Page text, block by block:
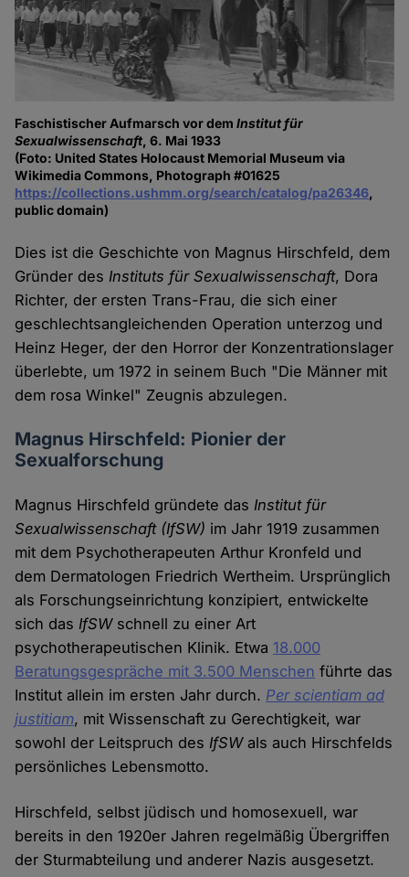
Faschistischer Aufmarsch vor demInstitut für
Sexualwissenschaft, 6. Mai 1933
(Foto: United States Holocaust Memorial Museum via
Wikimedia Commons, Photograph #01625
https://collections.ushmm.org/search/catalog/pa26346,
public domain)
Dies ist die Geschichte von Magnus Hirschfeld, dem
Gründer des Instituts für Sexualwissenschaft, Dora
Richter, der ersten Trans-Frau, die sich einer
geschlechtsangleichenden Operation unterzog und
Heinz Heger, der den Horror der Konzentrationslager
überlebte, um 1972 in seinem Buch "Die Männer mit
dem rosa Winkel" Zeugnis abzulegen.
Magnus Hirschfeld: Pionier der
Sexualforschung
Magnus Hirschfeld gründete das Institut für
Sexualwissenschaft (IfSW) im Jahr 1919 zusammen
mit dem Psychotherapeuten Arthur Kronfeld und
dem Dermatologen Friedrich Wertheim. Ursprünglich
als Forschungseinrichtung konzipiert, entwickelte
sich das IfSWschnell zu einer Art
psychotherapeutischen Klinik. Etwa 18.000
Beratungsgespräche mit 3.500 Menschen führte das
Institut allein im ersten Jahr durch. Per scientiam ad
justitiam, mit Wissenschaft zu Gerechtigkeit, war
sowohl der Leitspruch des IfSWals auch Hirschfelds
persönliches Lebensmotto.
Hirschfeld, selbst jüdisch und homosexuell, war
bereits in den 1920er Jahren regelmäßig Übergriffen
der Sturmabteilung und anderer Nazis ausgesetzt.